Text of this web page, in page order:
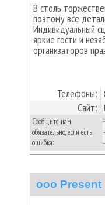
В столь
поэтому все
Индивидуальный
яркие гости и
организаторов
Телефоны:
Сайт:
Сообщите нам
обязательно, если есть
ошибка:
ooo Present